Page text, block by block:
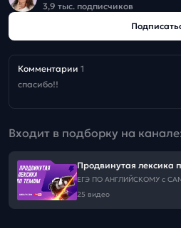
3,9 тыс. подписчиков
Комментарии 1
спасибо!!
Входит в подборку на
Продвинутая лексика
ЕГЭ ПО
25 видео